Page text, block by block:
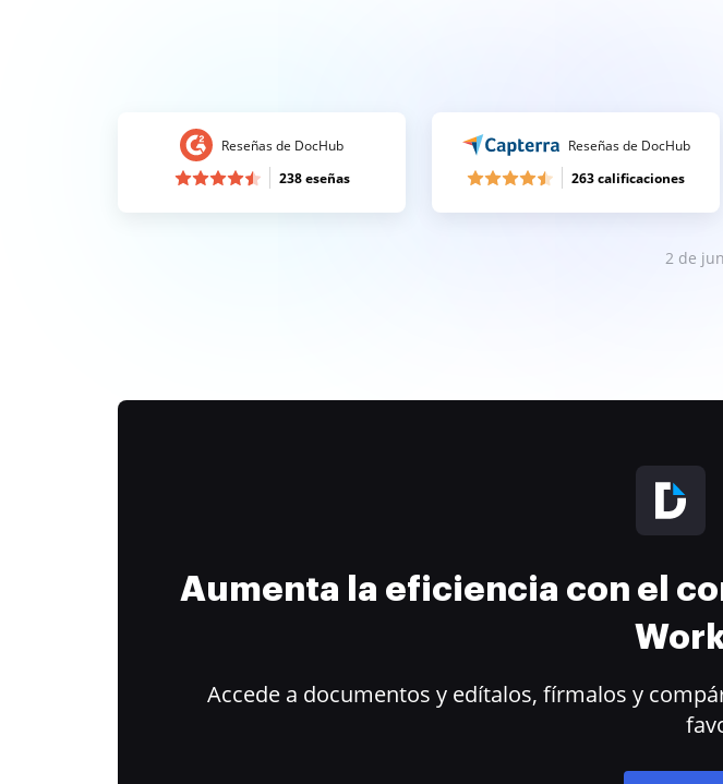
Reseñas de DocHub
238 eseñas
Reseñas de DocHub
263 calificaciones
2 de
Aumenta la eficiencia con el
Accede a documentos y edítalos, fírmalos y